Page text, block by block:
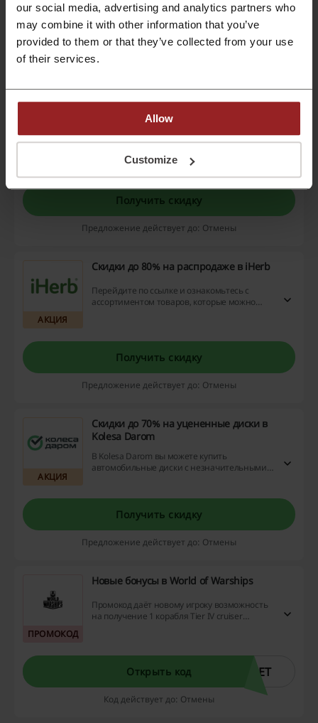
our social media, advertising and analytics partners who
may combine it with other information that you’ve
provided to them or that they’ve collected from your use
of their services.
Allow
Customize
ПРОМОКОД
возможность сэкономить — воспользуйтесь
предложением прямо сейчас!
Открыть код n10
До 25 сентября на мультфильмы в Megogo
действуют скидки до 30%.
Получить скидку
Предложение действует до: Отмены
АКЦИЯ
Скидки до 80% на распродаже в iHerb
Перейдите по ссылке и ознакомьтесь с
ассортиментом товаров, которые можно
Получить скидку
Предложение действует до: Отмены
АКЦИЯ
Скидки до 70% на уцененные диски в
Kolesa Darom
В Kolesa Darom вы можете купить
автомобильные диски с незначительными
товаров, которые можно заказать по
выгодным ценам.
Получить скидку
Предложение действует до: Отмены
ПРОМОКОД
Новые бонусы в World of Warships
Промокод даёт новому игроку возможность
на получение 1 корабля Tier IV cruiser
премиум аккаунта, 14 дней премиум
Открыть код EET
Код действует до: Отмены